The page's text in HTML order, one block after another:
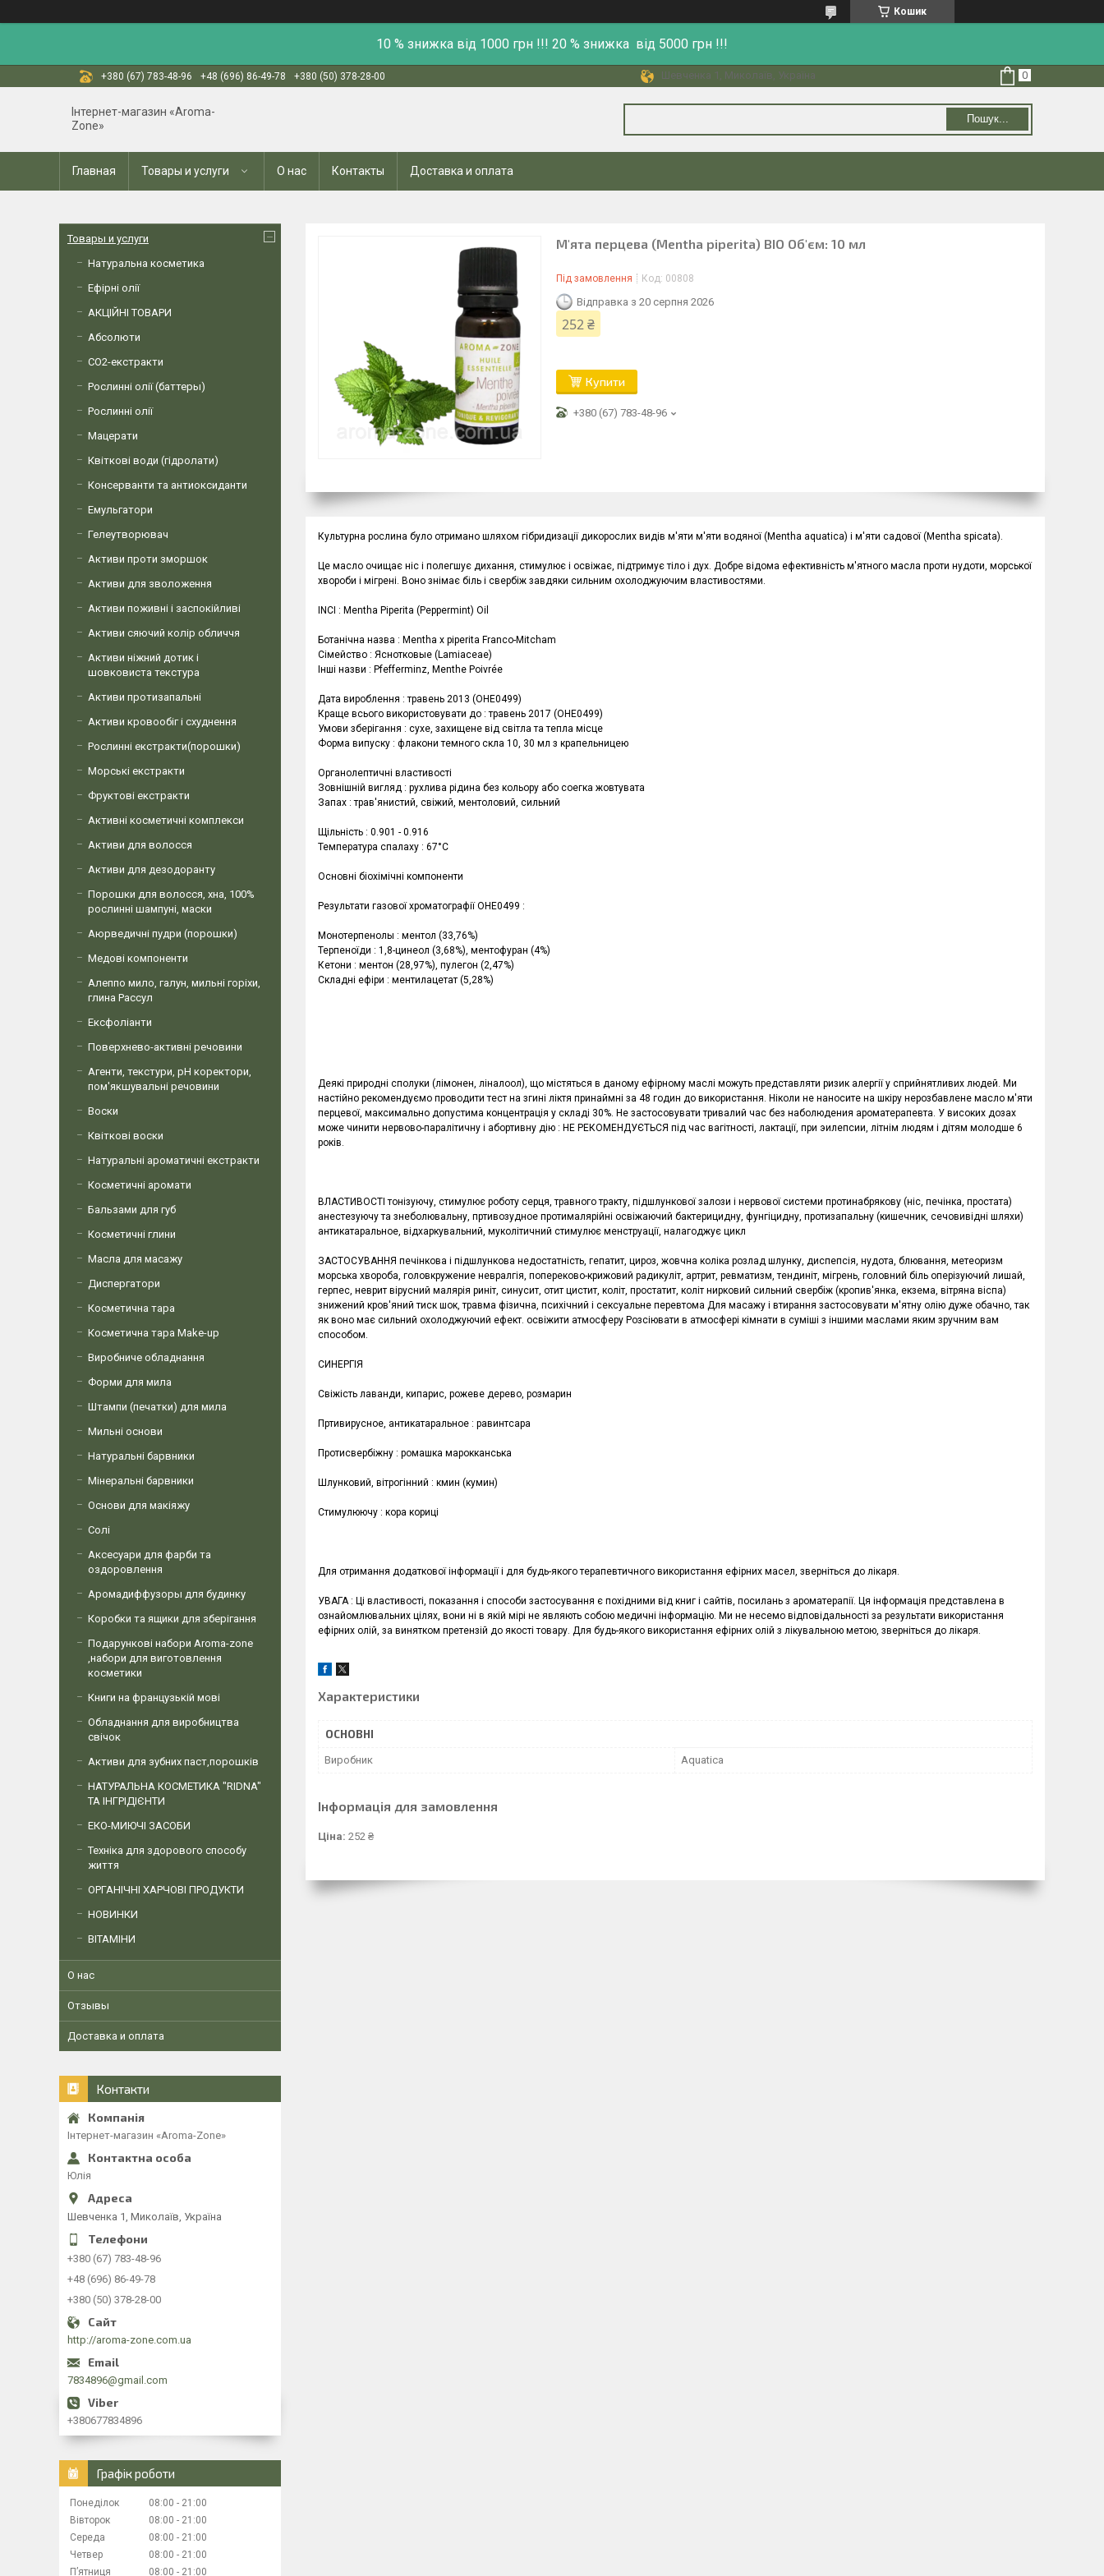
Кошик
10 % знижка від 1000 грн !!! 20 % знижка від 5000 грн !!!
+380 (67) 783-48-96 +48 (696) 86-49-78 +380 (50) 378-28-00 Шевченка 1, Миколаїв, Україна
Інтернет-магазин «Aroma-
Zone»
Пошук...
Главная Товары и услуги О нас Контакты Доставка и оплата
М'ята перцева (Mentha piperita) BIO Об'єм: 10 мл
Під замовлення Код: 00808
Відправка з 20 серпня 2026
252 ₴
Купити
+380 (67) 783-48-96
Культурна рослина було отримано шляхом гібридизації дикорослих видів м'яти м'яти водяної (Mentha aquatica) і м'яти садової (Mentha spicata).
Це масло очищає ніс і полегшує дихання, стимулює і освіжає, підтримує тіло і дух. Добре відома ефективність м'ятного масла проти нудоти, морської
хвороби і мігрені. Воно знімає біль і свербіж завдяки сильним охолоджуючим властивостями.
INCI : Mentha Piperita (Peppermint) Oil
Ботанічна назва : Mentha x piperita Franco-Mitcham
Сімейство : Яснотковые (Lamiaceae)
Інші назви : Pfefferminz, Menthe Poivrée
Дата вироблення : травень 2013 (OHE0499)
Краще всього використовувати до : травень 2017 (OHE0499)
Умови зберігання : сухе, захищене від світла та тепла місце
Форма випуску : флакони темного скла 10, 30 мл з крапельницею
Органолептичні властивості
Зовнішній вигляд : рухлива рідина без кольору або соегка жовтувата
Запах : трав'янистий, свіжий, ментоловий, сильний
Щільність : 0.901 - 0.916
Температура спалаху : 67°C
Основні біохімічні компоненти
Результати газової хроматографії OHE0499 :
Монотерпенолы : ментол (33,76%)
Терпеноїди : 1,8-цинеол (3,68%), ментофуран (4%)
Кетони : ментон (28,97%), пулегон (2,47%)
Складні ефіри : ментилацетат (5,28%)
Деякі природні сполуки (лімонен, ліналоол), що містяться в даному ефірному маслі можуть представляти ризик алергії у сприйнятливих людей. Ми
настійно рекомендуємо проводити тест на згині ліктя принаймні за 48 годин до використання. Ніколи не наносите на шкіру нерозбавлене масло м'яти
перцевої, максимально допустима концентрація у складі 30%. Не застосовувати тривалий час без наболюдения ароматерапевта. У високих дозах
може чинити нервово-паралітичну і абортивну дію : НЕ РЕКОМЕНДУЄТЬСЯ під час вагітності, лактації, при эилепсии, літнім людям і дітям молодше 6
років.
ВЛАСТИВОСТІ тонізуючу, стимулює роботу серця, травного тракту, підшлункової залози і нервової системи протинабрякову (ніс, печінка, простата)
анестезуючу та знеболювальну, пртивозудное протималярійні освіжаючий бактерицидну, фунгіцидну, протизапальну (кишечник, сечовивідні шляхи)
антикатаральное, відхаркувальний, муколітичний стимулює менструації, налагоджує цикл
ЗАСТОСУВАННЯ печінкова і підшлункова недостатність, гепатит, цироз, жовчна коліка розлад шлунку, диспепсія, нудота, блювання, метеоризм
морська хвороба, головкружение невралгія, попереково-крижовий радикуліт, артрит, ревматизм, тендиніт, мігрень, головний біль оперізуючий лишай,
герпес, неврит вірусний малярія риніт, синусит, отит цистит, коліт, простатит, коліт нирковий сильний свербіж (кропив'янка, екзема, вітряна віспа)
знижений кров'яний тиск шок, травма фізична, психічний і сексуальне перевтома Для масажу і втирання застосовувати м'ятну олію дуже обачно, так
як воно має сильний охолоджуючий ефект. освіжити атмосферу Розсіювати в атмосфері кімнати в суміші з іншими маслами яким зручним вам
способом.
СИНЕРГІЯ
Свіжість лаванди, кипарис, рожеве дерево, розмарин
Пртивирусное, антикатаральное : равинтсара
Протисвербіжну : ромашка марокканська
Шлунковий, вітрогінний : кмин (кумин)
Стимулюючу : кора кориці
Для отримання додаткової інформації і для будь-якого терапевтичного використання ефірних масел, зверніться до лікаря.
УВАГА : Ці властивості, показання і способи застосування є похідними від книг і сайтів, посилань з ароматерапії. Ця інформація представлена в
ознайомлювальних цілях, вони ні в якій мірі не являють собою медичні інформацію. Ми не несемо відповідальності за результати використання
ефірних олій, за винятком претензій до якості товару. Для будь-якого використання ефірних олій з лікувальною метою, зверніться до лікаря.
Характеристики
ОСНОВНІ
Виробник Aquatica
Інформація для замовлення
Ціна: 252 ₴
Товары и услуги
Натуральна косметика
Ефірні олії
АКЦІЙНІ ТОВАРИ
Абсолюти
СО2-екстракти
Рослинні олії (баттеры)
Рослинні олії
Мацерати
Квіткові води (гідролати)
Консерванти та антиоксиданти
Емульгатори
Гелеутворювач
Активи проти зморшок
Активи для зволоження
Активи поживні і заспокійливі
Активи сяючий колір обличчя
Активи ніжний дотик і
шовковиста текстура
Активи протизапальні
Активи кровообіг і схуднення
Рослинні екстракти(порошки)
Морські екстракти
Фруктові екстракти
Активні косметичні комплекси
Активи для волосся
Активи для дезодоранту
Порошки для волосся, хна, 100%
рослинні шампуні, маски
Аюрведичні пудри (порошки)
Медові компоненти
Алеппо мило, галун, мильні горіхи,
глина Рассул
Ексфоліанти
Поверхнево-активні речовини
Агенти, текстури, рН коректори,
пом'якшувальні речовини
Воски
Квіткові воски
Натуральні ароматичні екстракти
Косметичні аромати
Бальзами для губ
Косметичні глини
Масла для масажу
Диспергатори
Косметична тара
Косметична тара Make-up
Виробниче обладнання
Форми для мила
Штампи (печатки) для мила
Мильні основи
Натуральні барвники
Мінеральні барвники
Основи для макіяжу
Солі
Аксесуари для фарби та
оздоровлення
Аромадиффузоры для будинку
Коробки та ящики для зберігання
Подарункові набори Aroma-zone
,набори для виготовлення
косметики
Книги на французькій мові
Обладнання для виробництва
свічок
Активи для зубних паст,порошків
НАТУРАЛЬНА КОСМЕТИКА "RIDNA"
ТА ІНГРІДІЄНТИ
ЕКО-МИЮЧІ ЗАСОБИ
Техніка для здорового способу
життя
ОРГАНІЧНІ ХАРЧОВІ ПРОДУКТИ
НОВИНКИ
ВІТАМІНИ
О нас
Отзывы
Доставка и оплата
Контакти
Інтернет-магазин «Aroma-Zone»
Юлія
Шевченка 1, Миколаїв, Україна
+380 (67) 783-48-96
+48 (696) 86-49-78
+380 (50) 378-28-00
http://aroma-zone.com.ua
7834896@gmail.com
+380677834896
Графік роботи
Понеділок 08:00
21:00
Вівторок
08:00
21:00
Середа
08:00
21:00
Четвер
08:00
21:00
Пʼятниця
08:00 21:00